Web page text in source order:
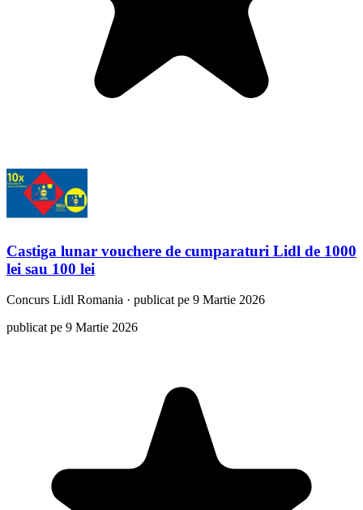
Castiga lunar vouchere de cumparaturi Lidl de 1000
lei sau 100 lei
Concurs Lidl Romania · publicat pe 9 Martie 2026
publicat pe 9 Martie 2026